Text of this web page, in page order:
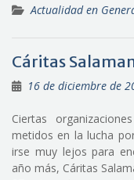
Actualidad en
Cáritas
16 de diciembre de
Ciertas
metidos en la lucha
irse muy lejos para
año más, Cáritas